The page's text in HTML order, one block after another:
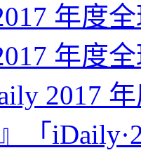
年度
年度
2017
「